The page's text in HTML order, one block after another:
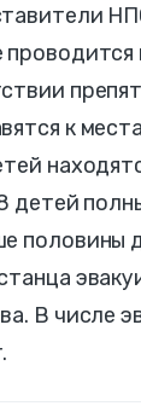
проводится
к
детей
половины
В числе